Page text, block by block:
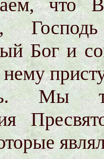
что
Бог и
нему
Мы